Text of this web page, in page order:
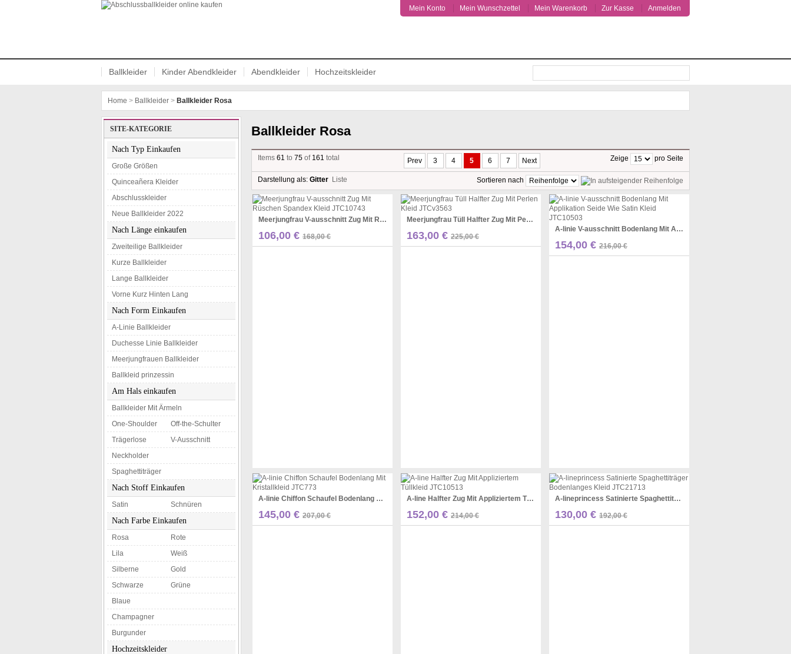
Mein Konto Mein Wunschzettel Mein Warenkorb Zur Kasse Anmelden
Ballkleider Kinder Abendkleider Abendkleider Hochzeitskleider
Home > Ballkleider > Ballkleider Rosa
Ballkleider Rosa
Items 61 to 75 of 161 total Zeige pro Seite
Prev 3 4 5 6 7 Next
Darstellung als: Gitter Liste Sortieren nach
Meerjungfrau V-ausschnitt Zug Mit Rüschen Spandex Kleid JTC10743
37% OFF
106,00 € 168,00 €
Pinterest
Meerjungfrau Tüll Halfter Zug Mit Perlen Kleid JTCv3563
28% OFF
163,00 € 225,00 €
Pinterest A-linie V-ausschnitt Bodenlang Mit Applikation Seide Wie Satin Kleid JTC10503
29% OFF
154,00 € 216,00 €
Pinterest
A-linie Chiffon Schaufel Bodenlang Mit Kristallkleid JTC773
145,00 € 207,00 €
Pinterest
A-line Halfter Zug Mit Appliziertem Tüllkleid JTC10513
152,00 € 214,00 €
Pinterest
A-lineprincess Satinierte Spaghettiträger Bodenlanges Kleid JTC21713
130,00 € 192,00 €
Pinterest
SITE-KATEGORIE
Nach Typ Einkaufen
Große Größen
Quinceañera Kleider
Abschlusskleider
Neue Ballkleider 2022
Nach Länge einkaufen
Zweiteilige Ballkleider
Kurze Ballkleider
Lange Ballkleider
Vorne Kurz Hinten Lang
Nach Form Einkaufen
A-Linie Ballkleider
Duchesse Linie Ballkleider
Meerjungfrauen Ballkleider
Ballkleid prinzessin
Am Hals einkaufen
Ballkleider Mit Ärmeln
One-Shoulder
Off-the-Schulter
Trägerlose
V-Ausschnitt
Neckholder
Spaghettiträger
Nach Stoff Einkaufen
Satin Schnüren
Nach Farbe Einkaufen
Rosa
Rote
Lila
Weiß
Silberne
Gold
Schwarze
Grüne
Blaue
Champagner
Burgunder
Hochzeitskleider